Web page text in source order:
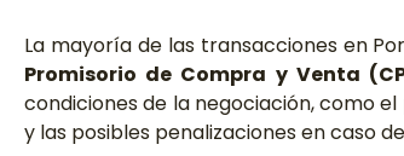
La mayoría de las transacciones en
Promisorio de Compra y Venta
condiciones de la negociación, como
y las posibles penalizaciones en caso